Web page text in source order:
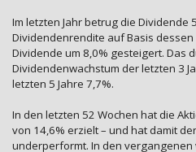
Im letzten Jahr betrug die Dividende
Dividendenrendite auf Basis dessen
Dividende um 8,0% gesteigert. Das
Dividendenwachstum der letzten 3
letzten 5 Jahre 7,7%.
In den letzten 52 Wochen hat die
von 14,6% erzielt – und hat damit
underperformt. In den vergangenen